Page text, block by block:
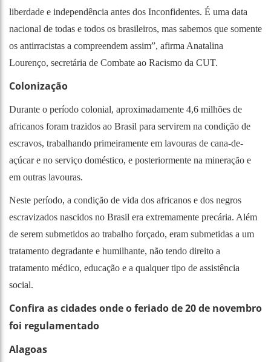
liberdade e independência antes dos Inconfidentes. É uma data
nacional de todas e todos os brasileiros, mas sabemos que somente
os antirracistas a compreendem assim”, afirma Anatalina
Lourenço, secretária de Combate ao Racismo da CUT.
Colonização
Durante o período colonial, aproximadamente 4,6 milhões de
africanos foram trazidos ao Brasil para servirem na condição de
escravos, trabalhando primeiramente em lavouras de cana-de-
açúcar e no serviço doméstico, e posteriormente na mineração e
em outras lavouras.
Neste período, a condição de vida dos africanos e dos negros
escravizados nascidos no Brasil era extremamente precária. Além
de serem submetidos ao trabalho forçado, eram submetidas a um
tratamento degradante e humilhante, não tendo direito a
tratamento médico, educação e a qualquer tipo de assistência
social.
Confira as cidades onde o feriado de 20 de novembro
foi regulamentado
Alagoas